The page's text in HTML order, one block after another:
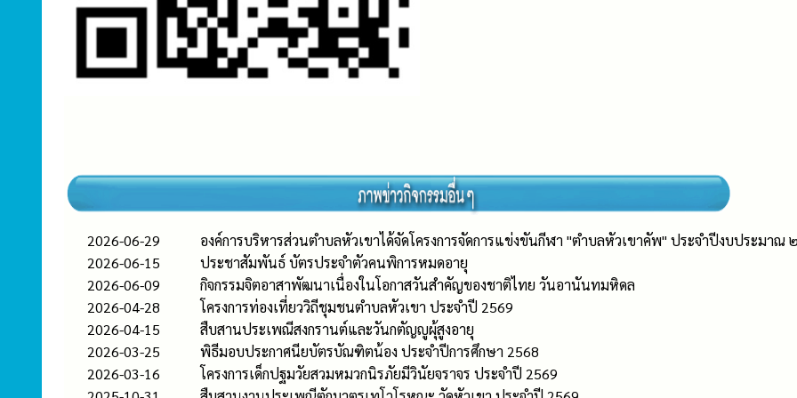
2026-06-29
องค์การบริหารส่วนตำบลหัวเขาได้จัดโครงการจัดการแข่งขันกีฬา "ตำบลหัวเขาคัพ" ประจำปีงบประมาณ
2026-06-15
ประชาสัมพันธ์ บัตรประจำตัวคนพิการหมดอายุ
2026-06-09
กิจกรรมจิตอาสาพัฒนาเนื่องในโอกาสวันสำคัญของชาติไทย วันอานันทมหิดล
2026-04-28
โครงการท่องเที่ยววิถีชุมชนตำบลหัวเขา ประจำปี 2569
2026-04-15
สืบสานประเพณีสงกรานต์และวันกตัญญูผุ้สูงอายุ
2026-03-25
พิธีมอบประกาศนียบัตรบัณฑิตน้อง ประจำปีการศึกษา 2568
2026-03-16
โครงการเด็กปฐมวัยสวมหมวกนิรภัยมีวินัยจราจร ประจำปี 2569